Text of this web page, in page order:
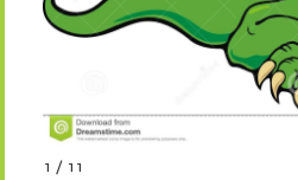
1 / 11